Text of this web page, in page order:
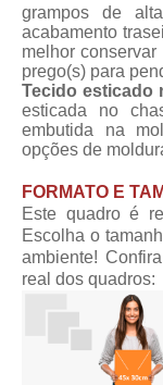
grampos de
acabamento
melhor
prego(s) para
Tecido esticado
esticada no
embutida na
opções de
FORMATO E
Este quadro é
Escolha o
ambiente!
real dos quadros: